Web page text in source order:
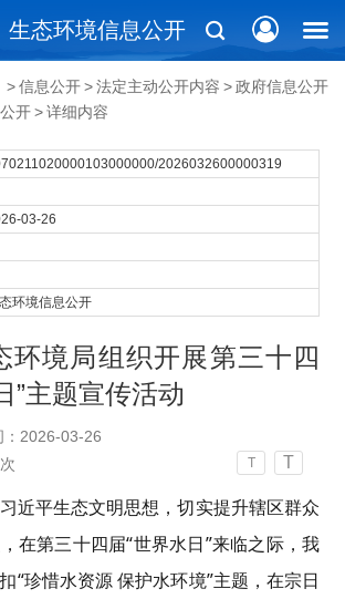
生态环境信息公开
>信息公开>法定主动公开内容 >政府信息公开
开>详细内容
2026032600000319
03-26
环境信息公开
环境局组织开展第三十四
”主题宣传活动
：2026-03-26
次 T T
近平生态文明思想，切实提升辖区群众
在第三十四届“世界水日”来临之际，我
“珍惜水资源 保护水环境”主题，在宗日